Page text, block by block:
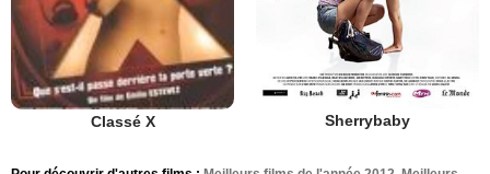
Classé X Sherrybaby